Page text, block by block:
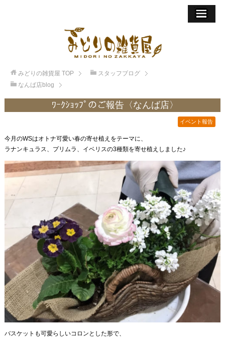
みどりの雑貨屋 TOP
スタッフブログ
なんば店blog
ﾜｰｸｼｮｯﾌﾟのご報告〈なんば店〉
イベント報告
今月のWSはオトナ可愛い春の寄せ植えをテーマに、
ラナンキュラス、プリムラ、イベリスの3種類を寄せ植えしました♪
バスケットも可愛らしいコロンとした形で、